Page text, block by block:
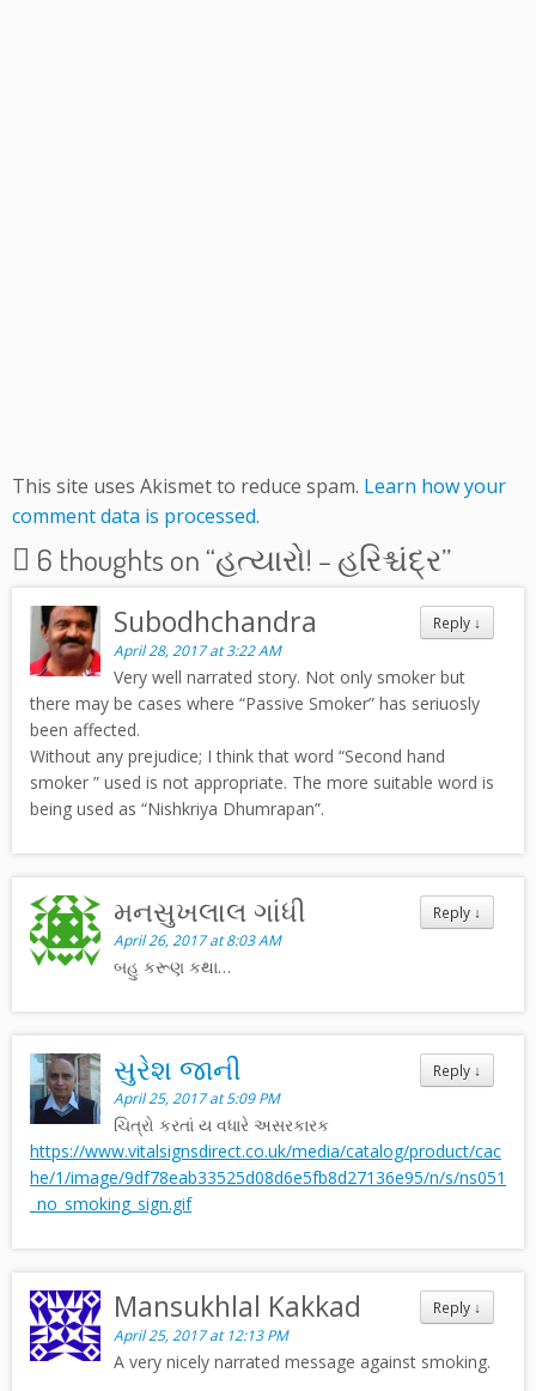
This site uses Akismet to reduce spam. Learn how your
comment data is processed.
6 thoughts on “હત્યારો! – હરિશ્ચંદ્ર”
Reply ↓
Subodhchandra
April 28, 2017 at 3:22 AM
Very well narrated story. Not only smoker but
there may be cases where “Passive Smoker” has seriuosly
been affected.
Without any prejudice; I think that word “Second hand
smoker ” used is not appropriate. The more suitable word is
being used as “Nishkriya Dhumrapan”.
Reply ↓
મનસુખલાલ ગાંધી
April 26, 2017 at 8:03 AM
બહુ કરૂણ કથા…
Reply ↓
સુરેશ જાની
April 25, 2017 at 5:09 PM
ચિત્રો કરતાં ય વધારે અસરકારક
https://www.vitalsignsdirect.co.uk/media/catalog/product/cac
he/1/image/9df78eab33525d08d6e5fb8d27136e95/n/s/ns051
_no_smoking_sign.gif
Reply ↓
Mansukhlal Kakkad
April 25, 2017 at 12:13 PM
A very nicely narrated message against smoking.